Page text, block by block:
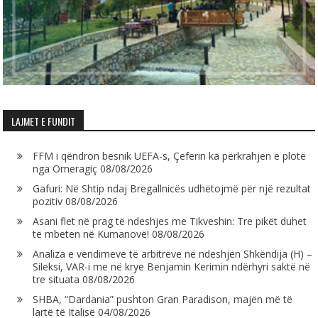
LAJMET E FUNDIT
FFM i qëndron besnik UEFA-s, Çeferin ka përkrahjen e plotë
nga Omeragiç 08/08/2026
Gafuri: Në Shtip ndaj Bregallnicës udhëtojmë për një rezultat
pozitiv 08/08/2026
Asani flet në prag të ndeshjes me Tikveshin: Tre pikët duhet
të mbeten në Kumanovë! 08/08/2026
Analiza e vendimeve të arbitrëve në ndeshjen Shkëndija (H) –
Sileksi, VAR-i me në krye Benjamin Kerimin ndërhyri saktë në
tre situata 08/08/2026
SHBA, “Dardania” pushton Gran Paradison, majën më të
lartë të Italisë 04/08/2026